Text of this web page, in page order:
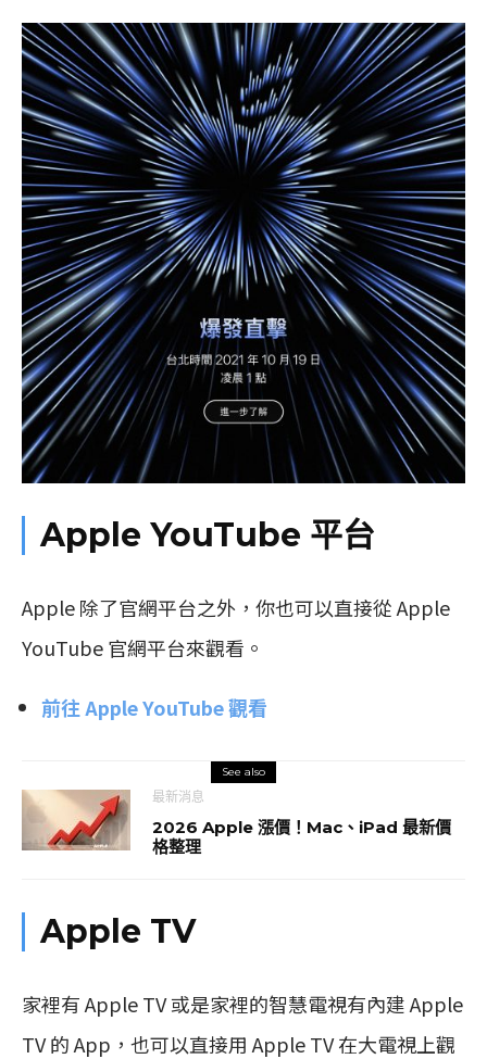
Apple YouTube 平台
Apple 除了官網平台之外，你也可以直接從 Apple
YouTube 官網平台來觀看。
前往 Apple YouTube 觀看
See also
最新消息
2026 Apple 漲價！Mac、iPad 最新價
格整理
Apple TV
家裡有 Apple TV 或是家裡的智慧電視有內建 Apple
TV 的 App，也可以直接用 Apple TV 在大電視上觀